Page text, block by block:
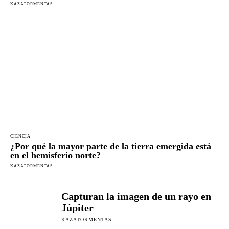
KAZATORMENTAS
CIENCIA
¿Por qué la mayor parte de la tierra emergida está
en el hemisferio norte?
KAZATORMENTAS
Capturan la imagen de un rayo en
Júpiter
KAZATORMENTAS